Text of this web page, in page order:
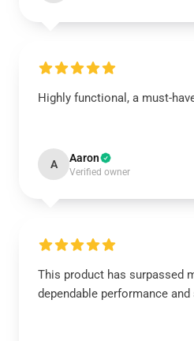
Highly functional, a must-
A Aaron
Verified owner
This product has surpassed
dependable performance